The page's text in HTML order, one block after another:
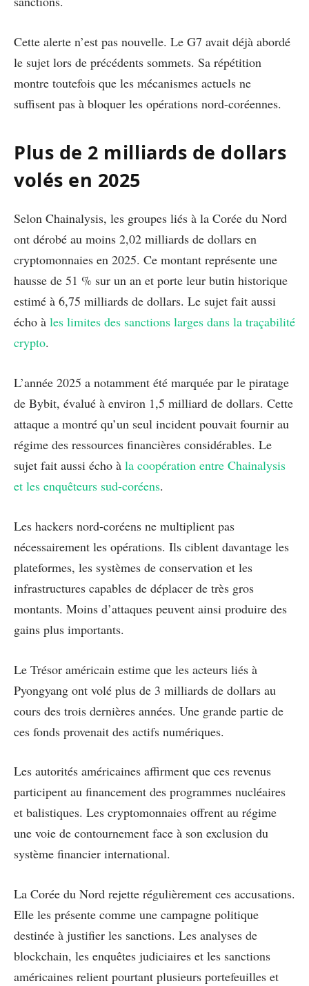
Cette alerte n’est pas nouvelle. Le G7 avait déjà abordé
le sujet lors de précédents sommets. Sa répétition
montre toutefois que les mécanismes actuels ne
suffisent pas à bloquer les opérations nord-coréennes.
Plus de 2 milliards de dollars
volés en 2025
Selon Chainalysis, les groupes liés à la Corée du Nord
ont dérobé au moins 2,02 milliards de dollars en
cryptomonnaies en 2025. Ce montant représente une
hausse de 51 % sur un an et porte leur butin historique
estimé à 6,75 milliards de dollars. Le sujet fait aussi
écho à les limites des sanctions larges dans la traçabilité
crypto.
L’année 2025 a notamment été marquée par le piratage
de Bybit, évalué à environ 1,5 milliard de dollars. Cette
attaque a montré qu’un seul incident pouvait fournir au
régime des ressources financières considérables. Le
sujet fait aussi écho à la coopération entre Chainalysis
et les enquêteurs sud-coréens.
Les hackers nord-coréens ne multiplient pas
nécessairement les opérations. Ils ciblent davantage les
plateformes, les systèmes de conservation et les
infrastructures capables de déplacer de très gros
montants. Moins d’attaques peuvent ainsi produire des
gains plus importants.
Le Trésor américain estime que les acteurs liés à
Pyongyang ont volé plus de 3 milliards de dollars au
cours des trois dernières années. Une grande partie de
ces fonds provenait des actifs numériques.
Les autorités américaines affirment que ces revenus
participent au financement des programmes nucléaires
et balistiques. Les cryptomonnaies offrent au régime
une voie de contournement face à son exclusion du
système financier international.
La Corée du Nord rejette régulièrement ces accusations.
Elle les présente comme une campagne politique
destinée à justifier les sanctions. Les analyses de
blockchain, les enquêtes judiciaires et les sanctions
américaines relient pourtant plusieurs portefeuilles et